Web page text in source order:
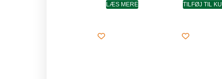
LÆS MERE TILFØJ TIL